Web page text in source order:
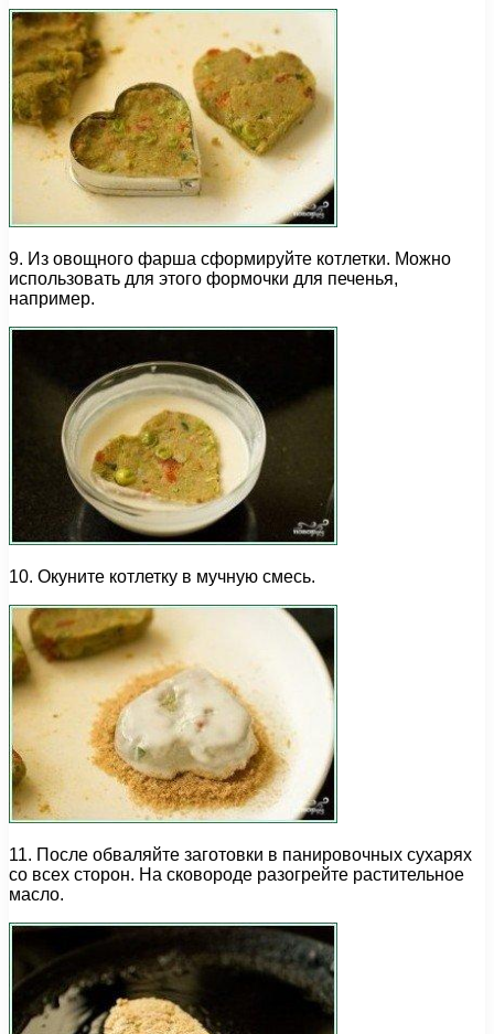
9. Из овощного фарша сформируйте котлетки. Можно
использовать для этого формочки для печенья,
например.
10. Окуните котлетку в мучную смесь.
11. После обваляйте заготовки в панировочных сухарях
со всех сторон. На сковороде разогрейте растительное
масло.